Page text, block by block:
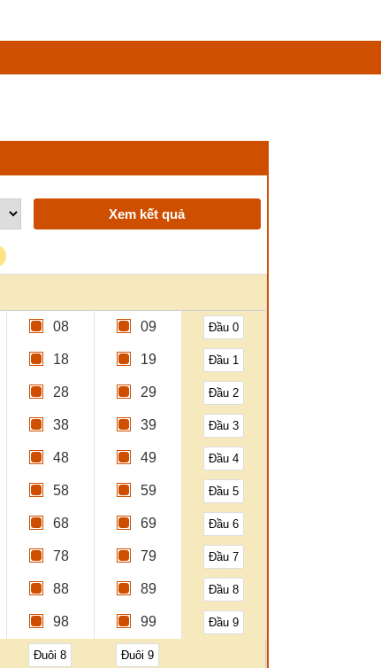
Xem kết quả
08 09 Đầu 0
18 19 Đầu 1
28 29 Đầu 2
38 39 Đầu 3
48 49 Đầu 4
58 59 Đầu 5
68 69 Đầu 6
78 79 Đầu 7
88 89 Đầu 8
98 99 Đầu 9
Đuôi 8 Đuôi 9